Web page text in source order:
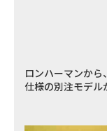
ロンハーマンか
仕様の別注モデル